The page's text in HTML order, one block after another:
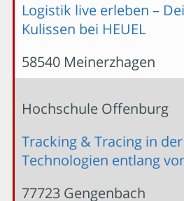
Logistik live erleben –
Kulissen bei HEUEL
58540 Meinerzhagen
Hochschule Offenburg
Tracking & Tracing in
Technologien entlang
77723 Gengenbach